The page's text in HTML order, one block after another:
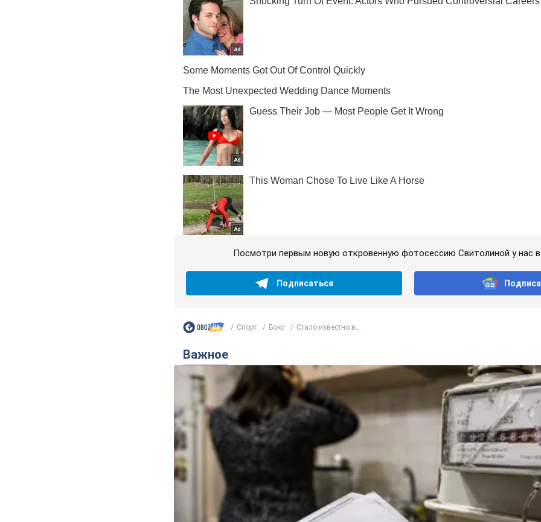
Посмотри первым новую откровенную фотосессию Свитолиной у нас в
Подписаться
Спорт Бокс Стало известно в...
Важное